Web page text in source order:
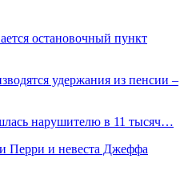
остановочный пункт
удержания из пенсии –
нарушителю в 11 тысяч…
Перри и невеста Джеффа